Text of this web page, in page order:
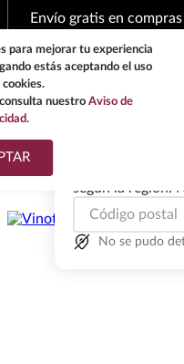
Envío gratis en compras
Las ofertas y
según la región.
No se pudo
¿Qué estas buscando?
TÉRMINOS MÁS
BUSCADOS
tequila
para mejorar tu experiencia
estás aceptando el uso
nuestro Aviso de